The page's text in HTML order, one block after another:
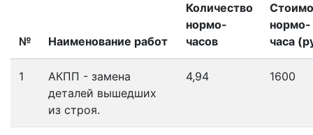
№ Наименование работ
Количество
нормо-
часов
нормо-
часа
1
АКПП - замена
деталей вышедших
из строя.
4,94 1600